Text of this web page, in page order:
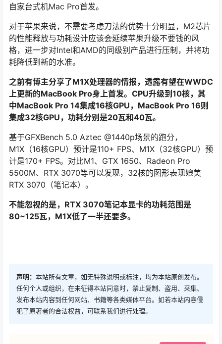
自家台式机Mac Pro首发。
对于苹果来说，不需要考虑刀法的优势十分明显，M2芯片
的性能释放与功耗设计应该会延续苹果升级不要钱的风
格，进一步对Intel和AMD的同级别产品进行压制，并将功
耗降低到新的水准。
之前有博主分享了M1X处理器的情报，透露有望在WWDC
上更新的MacBook Pro身上首发。CPU升级到10核，其
中MacBook Pro 14集成16核GPU，MacBook Pro 16则
集成32核GPU，功耗分别是20瓦和40瓦。
基于GFXBench 5.0 Aztec @1440p场景的跑分，
M1X（16核GPU）预计是110+ FPS、M1X（32核GPU）预
计是170+ FPS。对比M1、GTX 1650、Radeon Pro
5500M、RTX 3070等可以发现，32核的图形表现媲美
RTX 3070（笔记本）。
不能忽视的是，RTX 3070笔记本显卡的功耗范围是
80~125瓦，M1X低了一半还要多。
声明： 本站所有文章，如无特殊说明或标注，均为本站原创发布。
任何个人或组织，在未征得本站同意时，禁止复制、盗用、采集、
发布本站内容到任何网站、书籍等各类媒体平台。如若本站内容侵
犯了原著者的合法权益，可联系我们进行处理。